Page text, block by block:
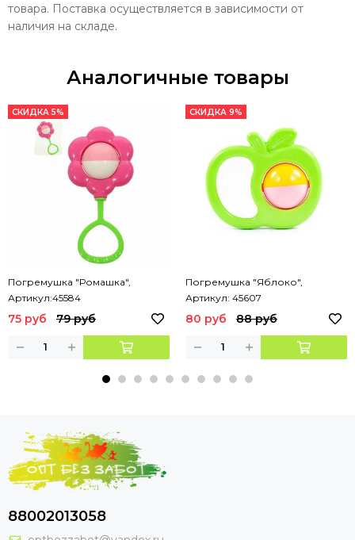
товара. Поставка осуществляется в зависимости от
наличия на складе.
Аналогичные товары
СКИДКА 5%
Погремушка "Ромашка",
Артикул:45584
75 руб 79 руб
СКИДКА 9%
Погремушка "Яблоко",
Артикул: 45607
80 руб 88 руб
88002013058